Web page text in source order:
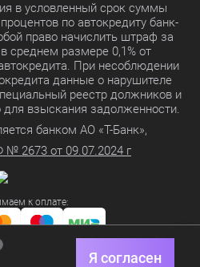
в условленный срок суммы
по автокредиту банк-
право начислить штраф за
среднем размере 0,1% от
При несоблюдении
данные о нарушителе
реестр должников и
для взыскания задолженности.
банком АО «Т-Банк»,
2673 от 09.07.2024 г
к оплате:
персональных данных
Я согласен